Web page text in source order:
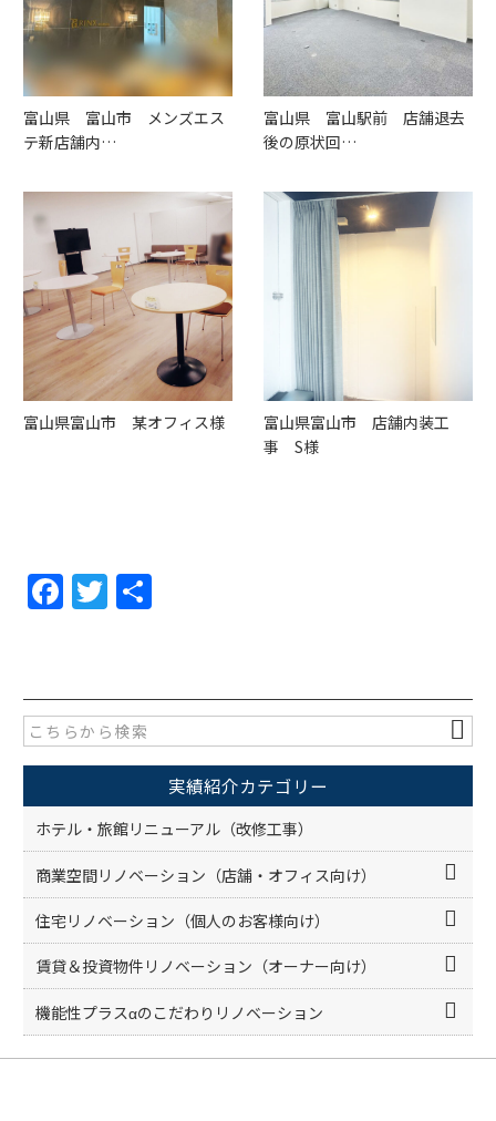
富山県 富山市 メンズエス
テ新店舗内…
富山県 富山駅前 店舗退去
後の原状回…
富山県富山市 某オフィス様
富山県富山市 店舗内装工
事 S様
F
a
e
b
o
o
k
T
w
er
実績紹介カテゴリー
ホテル・旅館リニューアル（改修工事）
商業空間リノベーション（店舗・オフィス向け）
住宅リノベーション（個人のお客様向け）
賃貸＆投資物件リノベーション（オーナー向け）
機能性プラスαのこだわりリノベーション